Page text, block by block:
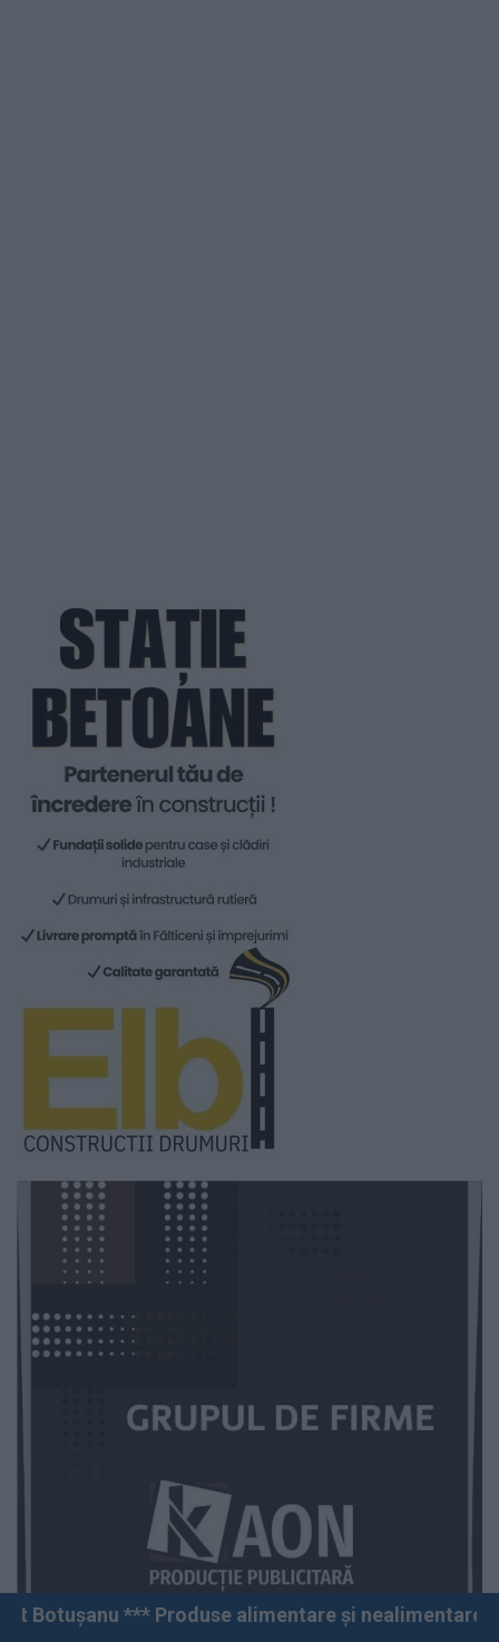
Produse alimentare și nealimentare *** Vânzări